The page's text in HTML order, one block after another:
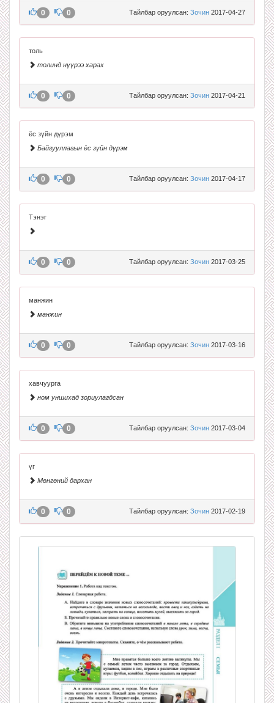
Тайлбар оруулсан: Зочин 2017-04-27
0 0
толь
толинд нүүрээ харах
Тайлбар оруулсан: Зочин 2017-04-21
0 0
ёс зүйн дүрэм
Байгууллагын ёс зүйн дүрэм
Тайлбар оруулсан: Зочин 2017-04-17
0 0
Тэнэг
Тайлбар оруулсан: Зочин 2017-03-25
0 0
манжин
манжин
Тайлбар оруулсан: Зочин 2017-03-16
0 0
хавчуурга
ном уншихад зориулагдсан
Тайлбар оруулсан: Зочин 2017-03-04
0 0
үг
Мөнгөний дархан
Тайлбар оруулсан: Зочин 2017-02-19
0 0